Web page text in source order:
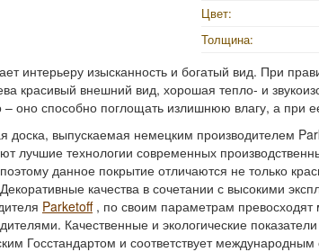
Цвет:
Толщина:
интерьеру изысканность и богатый вид. При
красивый внешний вид, хорошая тепло- и
– оно способно поглощать излишнюю влагу, а при
доска, выпускаемая немецким производителем
лучшие технологии современных
данное покрытие отличаются не только
качества в сочетании с высокими
Parketoff, по своим параметрам превосходят
Качественные и экологические
Госстандартом и соответствует